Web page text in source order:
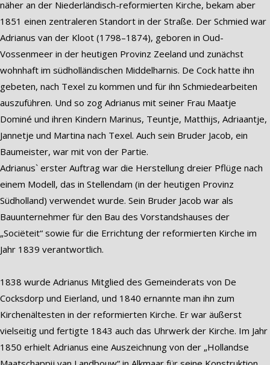
näher an der Niederländisch-reformierten Kirche, bekam aber
1851 einen zentraleren Standort in der Straße. Der Schmied war
Adrianus van der Kloot (1798–1874), geboren in Oud-
Vossenmeer in der heutigen Provinz Zeeland und zunächst
wohnhaft im südholländischen Middelharnis. De Cock hatte ihn
gebeten, nach Texel zu kommen und für ihn Schmiedearbeiten
auszuführen. Und so zog Adrianus mit seiner Frau Maatje
Dominé und ihren Kindern Marinus, Teuntje, Matthijs, Adriaantje,
Jannetje und Martina nach Texel. Auch sein Bruder Jacob, ein
Baumeister, war mit von der Partie.
Adrianus` erster Auftrag war die Herstellung dreier Pflüge nach
einem Modell, das in Stellendam (in der heutigen Provinz
Südholland) verwendet wurde. Sein Bruder Jacob war als
Bauunternehmer für den Bau des Vorstandshauses der
„Sociëteit“ sowie für die Errichtung der reformierten Kirche im
Jahr 1839 verantwortlich.
1838 wurde Adrianus Mitglied des Gemeinderats von De
Cocksdorp und Eierland, und 1840 ernannte man ihn zum
Kirchenältesten in der reformierten Kirche. Er war äußerst
vielseitig und fertigte 1843 auch das Uhrwerk der Kirche. Im Jahr
1850 erhielt Adrianus eine Auszeichnung von der „Hollandse